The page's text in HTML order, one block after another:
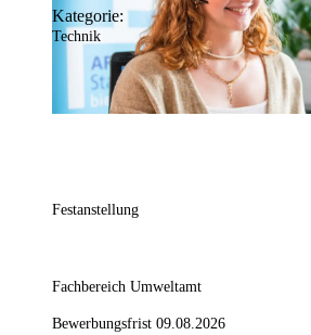
Kategorie:
Technik
Festanstellung
Fachbereich Umweltamt
Bewerbungsfrist 09.08.2026